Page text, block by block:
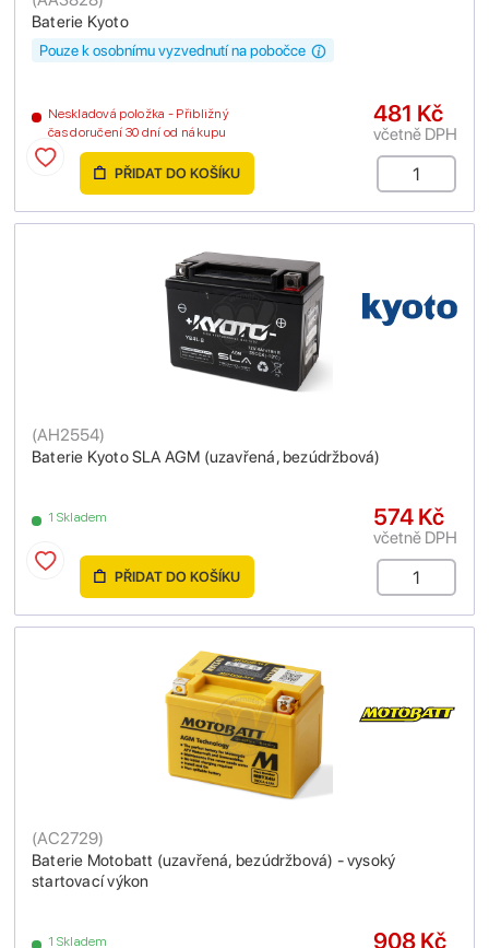
Baterie Kyoto
Neskladová položka - Přibližný
čas doručení 30 dní od nákupu
Pouze k osobnímu vyzvednutí na pobočce
481 Kč
včetně DPH
PŘIDAT DO KOŠÍKU
Baterie Kyoto SLA AGM (uzavřená, bezúdržbová)
(AH2554)
1 Skladem 574 Kč
včetně DPH
PŘIDAT DO KOŠÍKU
Baterie Motobatt (uzavřená, bezúdržbová) - vysoký
startovací výkon
(AC2729)
1 Skladem 908 Kč